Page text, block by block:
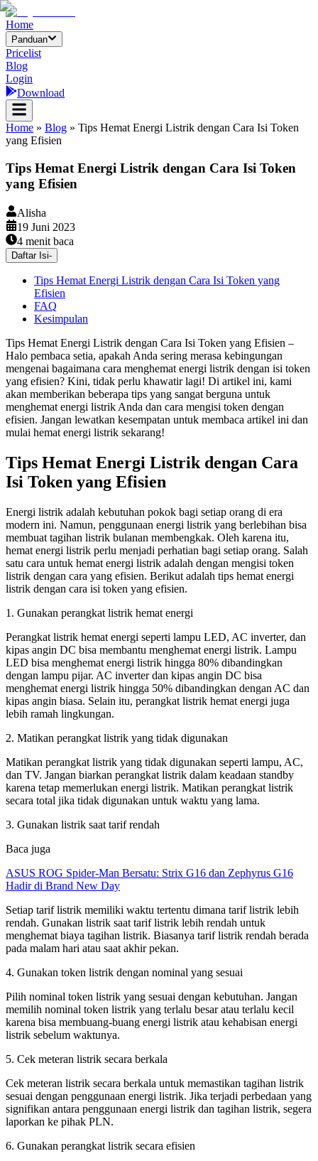
Home
Panduan
Pricelist
Blog
Login
Download
Home » Blog » Tips Hemat Energi Listrik dengan Cara Isi Token
yang Efisien
Tips Hemat Energi Listrik dengan Cara Isi Token
yang Efisien
Alisha
19 Juni 2023
4 menit baca
Daftar Isi-
Tips Hemat Energi Listrik dengan Cara Isi Token yang
Efisien
FAQ
Kesimpulan
Tips Hemat Energi Listrik dengan Cara Isi Token yang Efisien –
Halo pembaca setia, apakah Anda sering merasa kebingungan
mengenai bagaimana cara menghemat energi listrik dengan isi token
yang efisien? Kini, tidak perlu khawatir lagi! Di artikel ini, kami
akan memberikan beberapa tips yang sangat berguna untuk
menghemat energi listrik Anda dan cara mengisi token dengan
efisien. Jangan lewatkan kesempatan untuk membaca artikel ini dan
mulai hemat energi listrik sekarang!
Tips Hemat Energi Listrik dengan Cara
Isi Token yang Efisien
Energi listrik adalah kebutuhan pokok bagi setiap orang di era
modern ini. Namun, penggunaan energi listrik yang berlebihan bisa
membuat tagihan listrik bulanan membengkak. Oleh karena itu,
hemat energi listrik perlu menjadi perhatian bagi setiap orang. Salah
satu cara untuk hemat energi listrik adalah dengan mengisi token
listrik dengan cara yang efisien. Berikut adalah tips hemat energi
listrik dengan cara isi token yang efisien.
1. Gunakan perangkat listrik hemat energi
Perangkat listrik hemat energi seperti lampu LED, AC inverter, dan
kipas angin DC bisa membantu menghemat energi listrik. Lampu
LED bisa menghemat energi listrik hingga 80% dibandingkan
dengan lampu pijar. AC inverter dan kipas angin DC bisa
menghemat energi listrik hingga 50% dibandingkan dengan AC dan
kipas angin biasa. Selain itu, perangkat listrik hemat energi juga
lebih ramah lingkungan.
2. Matikan perangkat listrik yang tidak digunakan
Matikan perangkat listrik yang tidak digunakan seperti lampu, AC,
dan TV. Jangan biarkan perangkat listrik dalam keadaan standby
karena tetap memerlukan energi listrik. Matikan perangkat listrik
secara total jika tidak digunakan untuk waktu yang lama.
3. Gunakan listrik saat tarif rendah
Baca juga
ASUS ROG Spider-Man Bersatu: Strix G16 dan Zephyrus G16
Hadir di Brand New Day
Setiap tarif listrik memiliki waktu tertentu dimana tarif listrik lebih
rendah. Gunakan listrik saat tarif listrik lebih rendah untuk
menghemat biaya tagihan listrik. Biasanya tarif listrik rendah berada
pada malam hari atau saat akhir pekan.
4. Gunakan token listrik dengan nominal yang sesuai
Pilih nominal token listrik yang sesuai dengan kebutuhan. Jangan
memilih nominal token listrik yang terlalu besar atau terlalu kecil
karena bisa membuang-buang energi listrik atau kehabisan energi
listrik sebelum waktunya.
5. Cek meteran listrik secara berkala
Cek meteran listrik secara berkala untuk memastikan tagihan listrik
sesuai dengan penggunaan energi listrik. Jika terjadi perbedaan yang
signifikan antara penggunaan energi listrik dan tagihan listrik, segera
laporkan ke pihak PLN.
6. Gunakan perangkat listrik secara efisien